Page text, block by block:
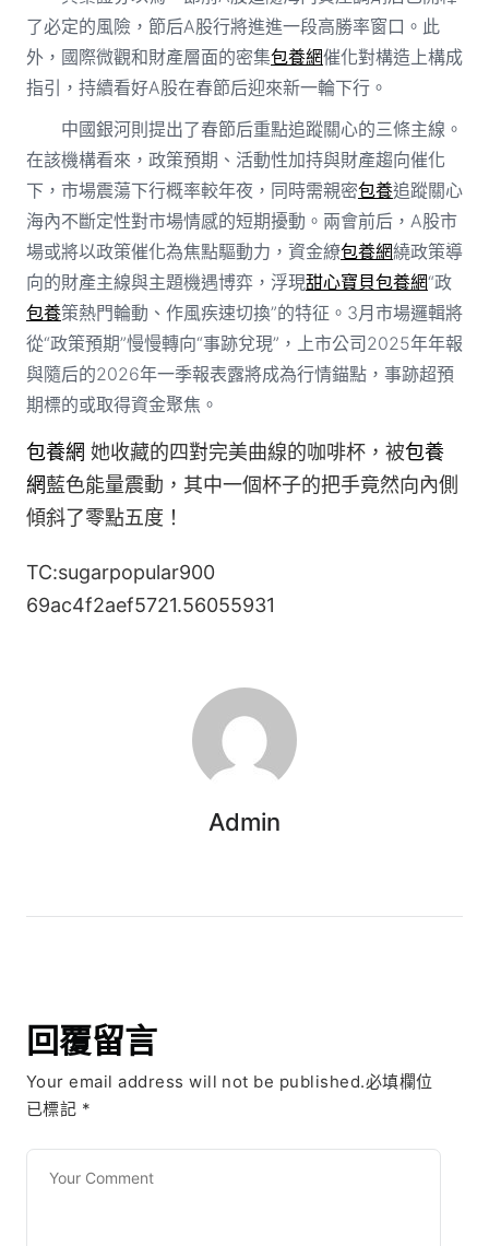
了必定的風險，節后A股行將進進一段高勝率窗口。此
外，國際微觀和財產層面的密集包養網催化對構造上構成
指引，持續看好A股在春節后迎來新一輪下行。
中國銀河則提出了春節后重點追蹤關心的三條主線。
在該機構看來，政策預期、活動性加持與財產趨向催化
下，市場震蕩下行概率較年夜，同時需親密包養追蹤關心
海內不斷定性對市場情感的短期擾動。兩會前后，A股市
場或將以政策催化為焦點驅動力，資金繚包養網繞政策導
向的財產主線與主題機遇博弈，浮現甜心寶貝包養網“政
包養策熱門輪動、作風疾速切換”的特征。3月市場邏輯將
從“政策預期”慢慢轉向“事跡兌現”，上市公司2025年年報
與隨后的2026年一季報表露將成為行情錨點，事跡超預
期標的或取得資金聚焦。
包養網 她收藏的四對完美曲線的咖啡杯，被包養
網藍色能量震動，其中一個杯子的把手竟然向內側
傾斜了零點五度！
TC:sugarpopular900
69ac4f2aef5721.56055931
Admin
回覆留言
Your email address will not be published.必填欄位
已標記 *